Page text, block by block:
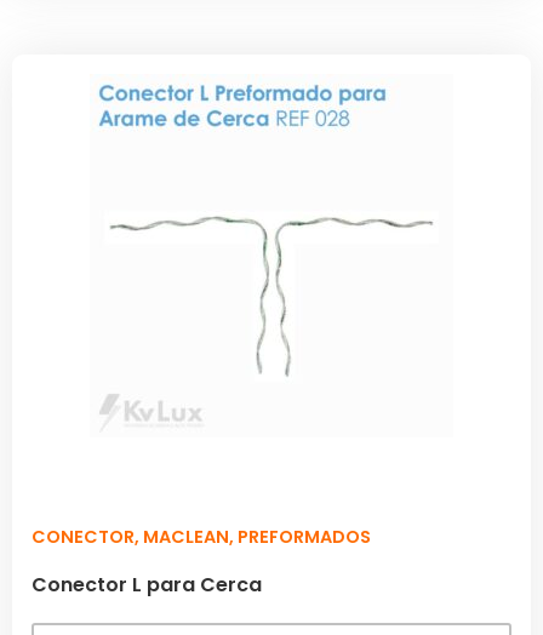
CONECTOR, MACLEAN, PREFORMADOS
Conector L para Cerca